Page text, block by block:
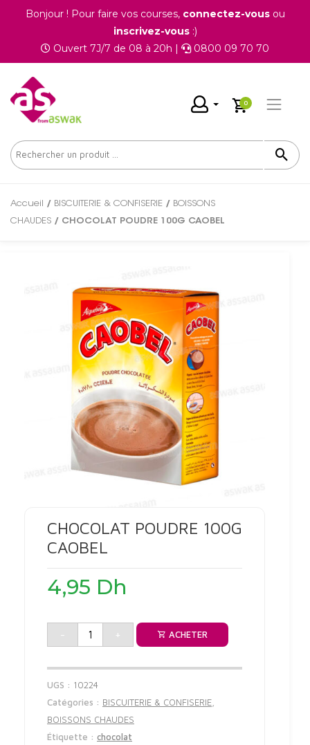
Bonjour ! Pour faire vos courses, connectez-vousou
inscrivez-vous:)
Ouvert 7J/7 de 08 à 20h |
0800 09 70 70
0
Accueil / BISCUITERIE & CONFISERIE / BOISSONS
CHAUDES / CHOCOLAT POUDRE 100G CAOBEL
CHOCOLAT POUDRE 100G
CAOBEL
4,95 Dh
- + ACHETER
UGS : 10224
Catégories : BISCUITERIE & CONFISERIE
BOISSONS CHAUDES
Étiquette : chocolat